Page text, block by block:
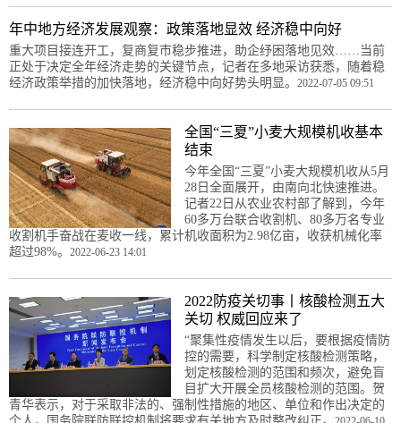
年中地方经济发展观察：政策落地显效 经济稳中向好
重大项目接连开工，复商复市稳步推进，助企纾困落地见效……当前
正处于决定全年经济走势的关键节点，记者在多地采访获悉，随着稳
经济政策举措的加快落地，经济稳中向好势头明显。 2022-07-05 09:51
全国“三夏”小麦大规模机收基本
结束
今年全国“三夏”小麦大规模机收从5月
28日全面展开，由南向北快速推进。
记者22日从农业农村部了解到，今年
60多万台联合收割机、80多万名专业
收割机手奋战在麦收一线，累计机收面积为2.98亿亩，收获机械化率
超过98%。 2022-06-23 14:01
2022防疫关切事丨核酸检测五大
关切 权威回应来了
“聚集性疫情发生以后，要根据疫情防
控的需要，科学制定核酸检测策略，
划定核酸检测的范围和频次，避免盲
目扩大开展全员核酸检测的范围。贺
青华表示，对于采取非法的、强制性措施的地区、单位和作出决定的
个人，国务院联防联控机制将要求有关地方及时整改纠正。